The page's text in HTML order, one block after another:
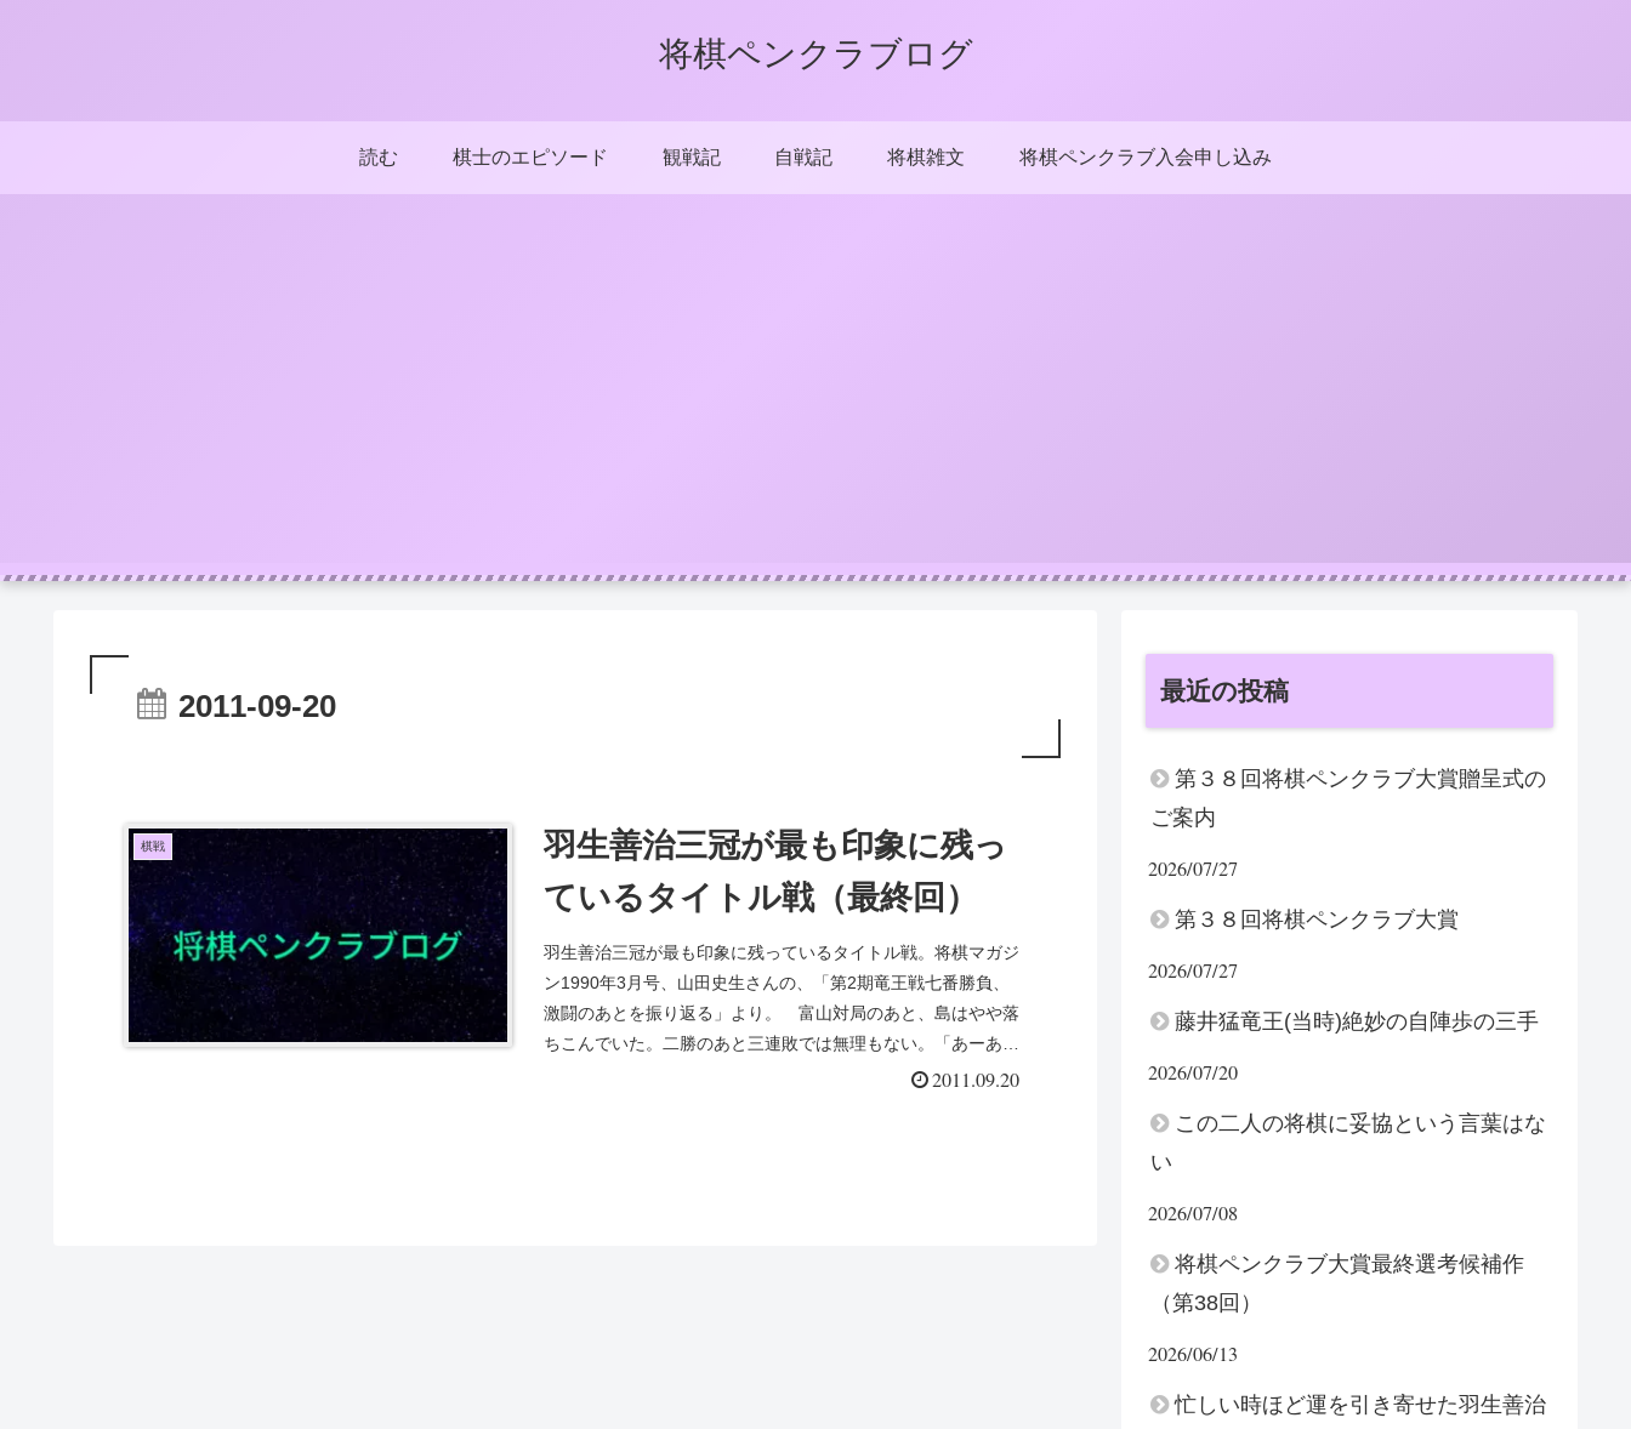
将棋ペンクラブログ
読む 棋士のエピソード 観戦記 自戦記 将棋雑文 将棋ペンクラブ入会申し込み
2011-09-20
棋戦
羽生善治三冠が最も印象に残っ
ているタイトル戦（最終回）
羽生善治三冠が最も印象に残っているタイトル戦。将棋マガジ
ン1990年3月号、山田史生さんの、「第2期竜王戦七番勝負、
激闘のあとを振り返る」より。 富山対局のあと、島はやや落
ちこんでいた。二勝のあと三連敗では無理もない。「あーあ、
2011.09.20
最近の投稿
第３８回将棋ペンクラブ大賞贈呈式の
ご案内
2026/07/27
第３８回将棋ペンクラブ大賞
2026/07/27
藤井猛竜王(当時)絶妙の自陣歩の三手
2026/07/20
この二人の将棋に妥協という言葉はな
い
2026/07/08
将棋ペンクラブ大賞最終選考候補作
（第38回）
2026/06/13
忙しい時ほど運を引き寄せた羽生善治